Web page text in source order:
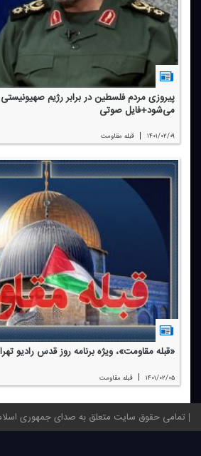
پیروزی مردم فلسطین در برابر رژیم
می‌شود+فایل صوتی
۱۴۰۱/۰۲/۰۹ | قبله مقاومت
«قبله مقاومت»، ویژه برنامه روز قدس رادیو
۱۴۰۱/۰۲/۰۵ | قبله مقاومت
تمامی حقوق سایت متعلق به صدای جمهوری